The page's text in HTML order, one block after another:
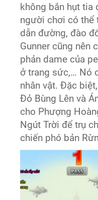
không bắn hụt tia
người chơi có thể
dẫn đường, đào
Gunner cũng nên
phản dame của
ở trang sức,… Nó
nhân vật. Đặc
Đỏ Bùng Lên và
cho Phượng
Ngút Trời để trụ
chiến phó bản